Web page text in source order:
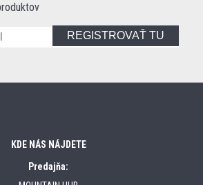
REGISTROVAŤ TU
KDE NÁS NÁJDETE
Predajňa: